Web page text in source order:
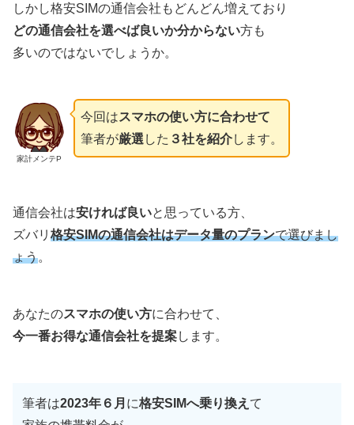
しかし格安SIMの通信会社もどんどん増えており
どの通信会社を選べば良いか分からない方も
多いのではないでしょうか。
家計メンテP
今回はスマホの使い方に合わせて
筆者が厳選 した ３社を紹介します。
通信会社は安ければ良いと思っている方、
ズバリ 格安SIMの通信会社はデータ量のプランで選びまし
ょう。
あなたのスマホの使い方に合わせて、
今一番お得な通信会社を提案します。
筆者は2023年６月 に格安SIMへ乗り換え て